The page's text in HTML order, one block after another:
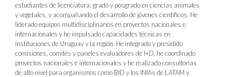
estudiantes de licenciatura, grado y posgrado en ciencias animales
y vegetales, y acompañando el desarrollo de jóvenes científicos. He
liderado equipos multidisciplinarios en proyectos nacionales e
internacionales y he impulsado capacidades técnicas en
instituciones de Uruguay y la región. He integrado y presidido
comisiones, comités y paneles evaluadores de I+D, he coordinado
proyectos nacionales e internacionales y he realizado consultorías
de alto nivel para organismos como BID y los INIAs de LATAM y